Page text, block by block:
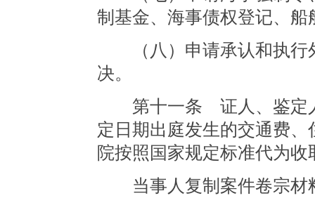
制基金、海事债权登记、船
（八）申请承认和执行
决。
第十一条 证人、鉴定人
定日期出庭发生的交通费
院按照国家规定标准代为收
当事人复制案件卷宗材